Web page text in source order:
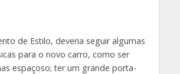
de Estilo, deveria seguir algumas
para o novo carro, como ser
espaçoso; ter um grande porta-